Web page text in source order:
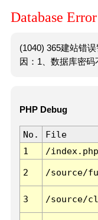
Database Error
(1040) 365建站错
因：1、数据库密码
PHP Debug
No. File
1
/index.php
2 /source/
3 /source/